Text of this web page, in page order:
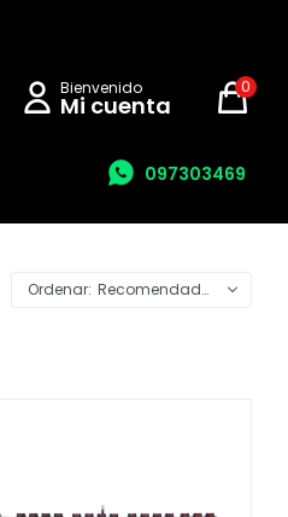
097303469
0
Recomendados